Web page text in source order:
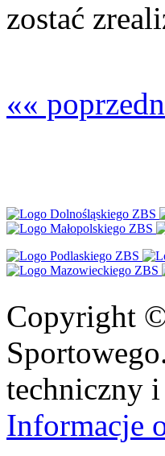
zostać
««
Copyright
techniczny
Informacje